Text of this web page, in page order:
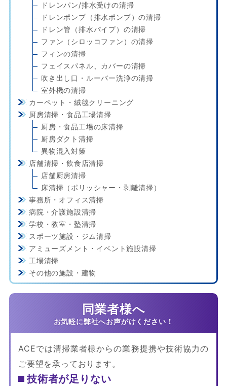
ドレンパン/排水受けの清掃
ドレンポンプ（排水ポンプ）の清掃
ドレン管（排水パイプ）の清掃
ファン（シロッコファン）の清掃
フィンの清掃
フェイスパネル、カバーの清掃
吹き出し口・ルーバー洗浄の清掃
室外機の清掃
カーペット・絨毯クリーニング
厨房清掃・食品工場清掃
厨房・食品工場の床清掃
厨房ダクト清掃
異物混入対策
店舗清掃・飲食店清掃
店舗厨房清掃
床清掃（ポリッシャー・剥離清掃）
事務所・オフィス清掃
病院・介護施設清掃
学校・教室・塾清掃
スポーツ施設・ジム清掃
アミューズメント・イベント施設清掃
工場清掃
その他の施設・建物
同業者様へ
ACEでは清掃業者様からの業務提携や技術協力の
ご要望を承っております。
技術者が足りない